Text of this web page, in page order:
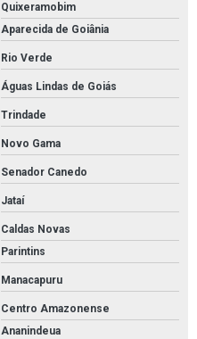
Quixeramobim
Aparecida de Goiânia
Rio Verde
Águas Lindas de Goiás
Trindade
Novo Gama
Senador Canedo
Jataí
Caldas Novas
Parintins
Manacapuru
Centro Amazonense
Ananindeua